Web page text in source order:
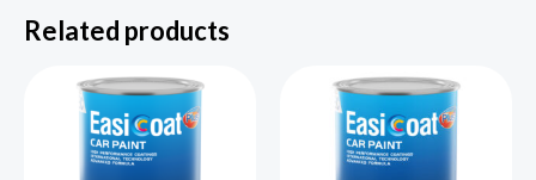
Related products